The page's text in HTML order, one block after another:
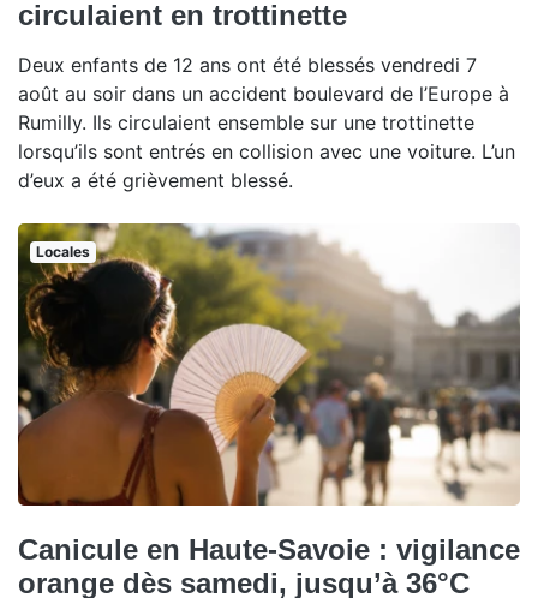
circulaient en trottinette
Deux enfants de 12 ans ont été blessés vendredi 7
août au soir dans un accident boulevard de l’Europe à
Rumilly. Ils circulaient ensemble sur une trottinette
lorsqu’ils sont entrés en collision avec une voiture. L’un
d’eux a été grièvement blessé.
Locales
Canicule en Haute-Savoie : vigilance
orange dès samedi, jusqu’à 36°C